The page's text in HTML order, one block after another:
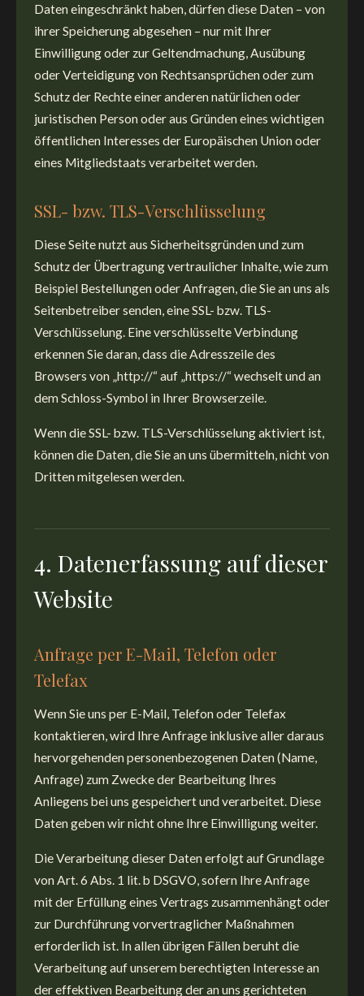
Daten eingeschränkt haben, dürfen diese Daten – von
ihrer Speicherung abgesehen – nur mit Ihrer
Einwilligung oder zur Geltendmachung, Ausübung
oder Verteidigung von Rechtsansprüchen oder zum
Schutz der Rechte einer anderen natürlichen oder
juristischen Person oder aus Gründen eines wichtigen
öffentlichen Interesses der Europäischen Union oder
eines Mitgliedstaats verarbeitet werden.
SSL- bzw. TLS-Verschlüsselung
Diese Seite nutzt aus Sicherheitsgründen und zum
Schutz der Übertragung vertraulicher Inhalte, wie zum
Beispiel Bestellungen oder Anfragen, die Sie an uns als
Seitenbetreiber senden, eine SSL- bzw. TLS-
Verschlüsselung. Eine verschlüsselte Verbindung
erkennen Sie daran, dass die Adresszeile des
Browsers von „http://“ auf „https://“ wechselt und an
dem Schloss-Symbol in Ihrer Browserzeile.
Wenn die SSL- bzw. TLS-Verschlüsselung aktiviert ist,
können die Daten, die Sie an uns übermitteln, nicht von
Dritten mitgelesen werden.
4. Datenerfassung auf dieser
Website
Anfrage per E-Mail, Telefon oder
Telefax
Wenn Sie uns per E-Mail, Telefon oder Telefax
kontaktieren, wird Ihre Anfrage inklusive aller daraus
hervorgehenden personenbezogenen Daten (Name,
Anfrage) zum Zwecke der Bearbeitung Ihres
Anliegens bei uns gespeichert und verarbeitet. Diese
Daten geben wir nicht ohne Ihre Einwilligung weiter.
Die Verarbeitung dieser Daten erfolgt auf Grundlage
von Art. 6 Abs. 1 lit. b DSGVO, sofern Ihre Anfrage
mit der Erfüllung eines Vertrags zusammenhängt oder
zur Durchführung vorvertraglicher Maßnahmen
erforderlich ist. In allen übrigen Fällen beruht die
Verarbeitung auf unserem berechtigten Interesse an
der effektiven Bearbeitung der an uns gerichteten